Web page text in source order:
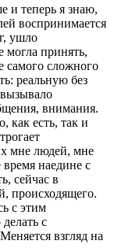
и теперь я знаю,
воспринимается
ушло
могла принять,
самого сложного
реальную без
внимания.
как есть, так и
мне людей, мне
наедине с
сейчас в
происходящего.
с этим
с
взгляд на